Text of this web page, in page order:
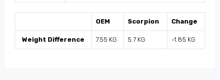
OEM Scorpion Change
Weight Difference 7.55 KG 5.7 KG -1.85 KG